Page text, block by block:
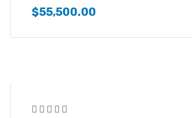
$55,500.00